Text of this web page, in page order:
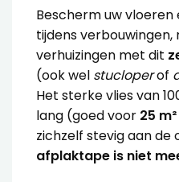
Bescherm uw
tijdens verbouwingen,
verhuizingen met dit
(ook wel stucloperof
Het sterke vlies van
lang (goed voor 25 m²
zichzelf stevig aan de
afplaktape is niet